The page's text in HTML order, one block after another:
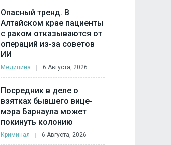
Опасный тренд. В
Алтайском крае пациенты
с раком отказываются от
операций из‑за советов
ИИ
Медицина 6 Августа, 2026
Посредник в деле о
взятках бывшего вице-
мэра Барнаула может
покинуть колонию
Криминал 6 Августа, 2026